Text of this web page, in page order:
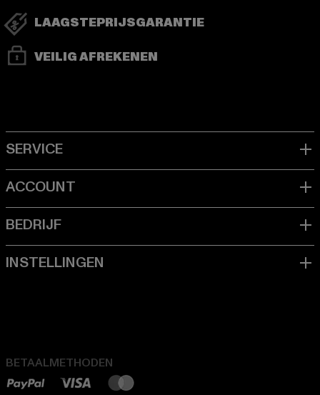
LAAGSTEPRIJSGARANTIE
VEILIG AFREKENEN
BETAALMETHODEN